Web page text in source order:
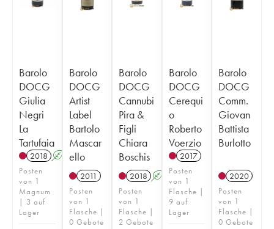
Barolo
DOCG
Giulia
Negri
La
Tartufaia
2018 A
Posten
von 1
Magnum
| 3 auf
Lager
Barolo
DOCG
Artist
Label
Bartolo
Mascar
ello
2011
Posten
von 1
Flasche |
0 Gebote
Barolo
DOCG
Cannubi
Pira &
Figli
Chiara
Boschis
2018 A
Posten
von 1
Flasche |
2 Gebote
Barolo
DOCG
Cerequi
o
Roberto
Voerzio
2017
Posten
von 1
Flasche |
9 auf
Lager
Barolo
DOCG
Comm.
Giovan
Battista
Burlotto
2020
Posten
von 1
Flasche |
0 Gebote